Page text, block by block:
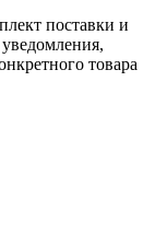
поставки и
уведомления,
товара